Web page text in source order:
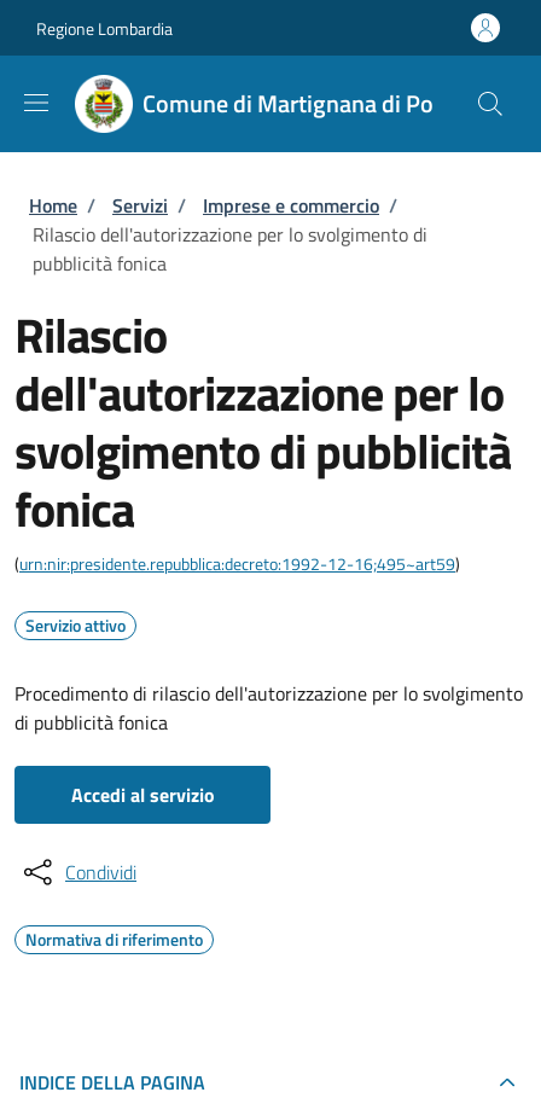
Regione Lombardia
Comune di Martignana di Po
Briciole di pane
Home / Servizi / Imprese e commercio /
Rilascio dell'autorizzazione per lo svolgimento di
pubblicità fonica
Rilascio
dell'autorizzazione per lo
svolgimento di pubblicità
fonica
(urn:nir:presidente.repubblica:decreto:1992-12-16;495~art59)
Servizio attivo
Procedimento di rilascio dell'autorizzazione per lo svolgimento
di pubblicità fonica
Accedi al servizio
Condividi
Normativa di riferimento
INDICE DELLA PAGINA